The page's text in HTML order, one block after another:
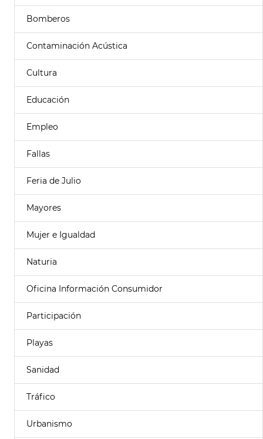
Bomberos
Contaminación Acústica
Cultura
Educación
Empleo
Fallas
Feria de Julio
Mayores
Mujer e Igualdad
Naturia
Oficina Información Consumidor
Participación
Playas
Sanidad
Tráfico
Urbanismo